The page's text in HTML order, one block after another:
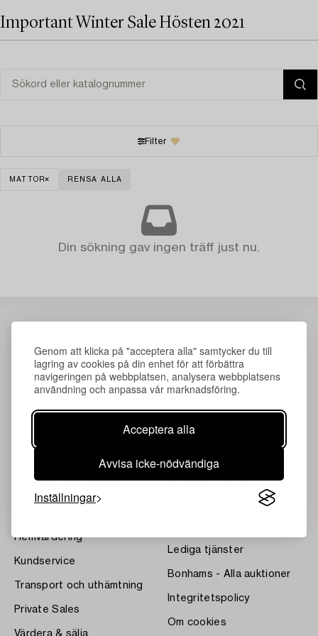
Genom att klicka på "acceptera alla" samtycker du till
lagring av cookies på din enhet för att förbättra
navigeringen på webbplatsen, analysera webbplatsens
användning och anpassa vår marknadsföring.
Acceptera alla
Avvisa icke-nödvändiga
Inställningar
Important Winter Sale Hösten 2021
Filter
MATTOR RENSA ALLA
Din sökning gav ingen träff just nu.
Kontakta våra specialister
Hemvärdering
Kundservice
Transport och uthämtning
Private Sales
Värdera & sälja
Bukipedia
Lediga tjänster
Bonhams - Alla auktioner
Integritetspolicy
Om cookies